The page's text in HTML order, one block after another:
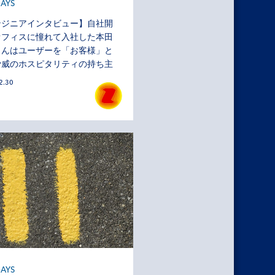
ニアインタビュー】自社開
ィスに憧れて入社した本田
はユーザーを「お客様」と
のホスピタリティの持ち主